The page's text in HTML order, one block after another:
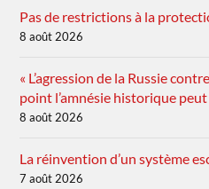
Pas de restrictions à la
8 août 2026
« L’agression de la Russie
point l’amnésie historique
8 août 2026
La réinvention d’un système
7 août 2026